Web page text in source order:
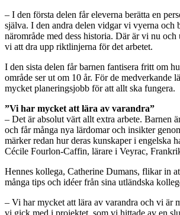
– I den första delen får eleverna berätta en
själva. I den andra delen vidgar vi vyerna och
närområde med dess historia. Där är vi nu och
vi att dra upp riktlinjerna för det arbetet.
I den sista delen får barnen fantisera fritt om
område ser ut om 10 år. För de medverkande
mycket planeringsjobb för att allt ska fungera.
”Vi har mycket att lära av varandra”
– Det är absolut värt allt extra arbete. Barnen
och får många nya lärdomar och insikter
märker redan hur deras kunskaper i engelska
Cécile Fourlon-Caffin, lärare i Veyrac,
Hennes kollega, Catherine Dumans, flikar in
många tips och idéer från sina utländska
– Vi har mycket att lära av varandra och vi är
vi gick med i projektet, som vi hittade av en